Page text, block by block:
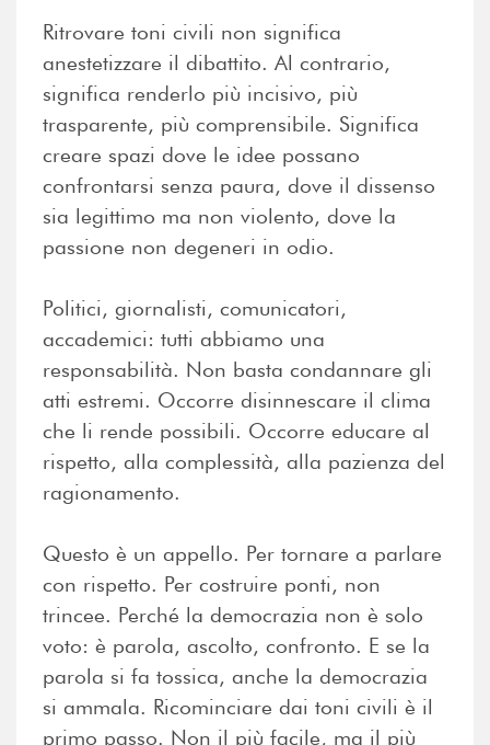
Ritrovare toni civili non significa
anestetizzare il dibattito. Al contrario,
significa renderlo più incisivo, più
trasparente, più comprensibile. Significa
creare spazi dove le idee possano
confrontarsi senza paura, dove il dissenso
sia legittimo ma non violento, dove la
passione non degeneri in odio.
Politici, giornalisti, comunicatori,
accademici: tutti abbiamo una
responsabilità. Non basta condannare gli
atti estremi. Occorre disinnescare il clima
che li rende possibili. Occorre educare al
rispetto, alla complessità, alla pazienza del
ragionamento.
Questo è un appello. Per tornare a parlare
con rispetto. Per costruire ponti, non
trincee. Perché la democrazia non è solo
voto: è parola, ascolto, confronto. E se la
parola si fa tossica, anche la democrazia
si ammala. Ricominciare dai toni civili è il
primo passo. Non il più facile, ma il più